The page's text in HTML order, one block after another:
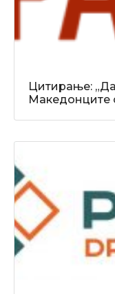
Цитирање:
Македонците